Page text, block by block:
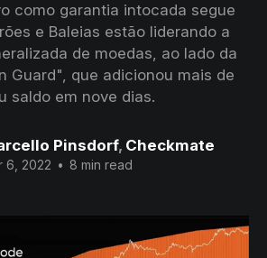
como garantia intocada segue
e Baleias estão liderando a
de moedas, ao lado da
Guard", que adicionou mais de
saldo em nove dias.
Pinsdorf, Checkmate
6, 2022 • 8 min read